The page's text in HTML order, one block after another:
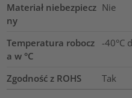
Materiał niebezpiecz
ny
Nie
Temperatura robocz
a w °C
-40°C
Zgodność z ROHS Tak